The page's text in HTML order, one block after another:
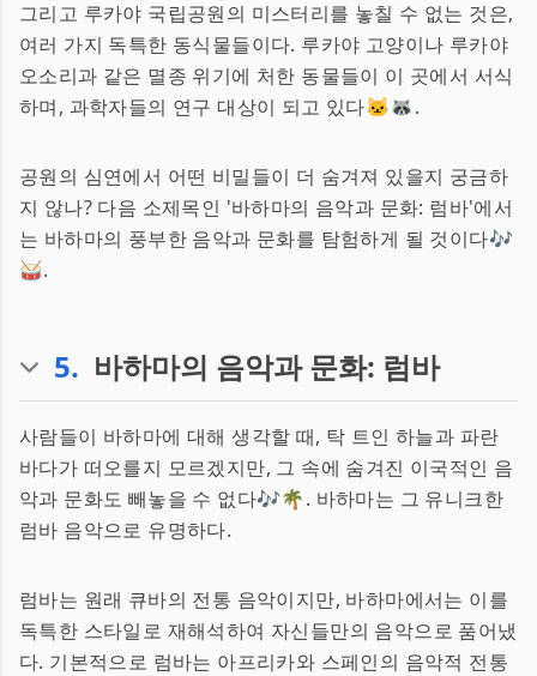
그리고 루카야 국립공원의 미스터리를 놓칠 수 없는 것은,
여러 가지 독특한 동식물들이다. 루카야 고양이나 루카야
오소리과 같은 멸종 위기에 처한 동물들이 이 곳에서 서식
하며, 과학자들의 연구 대상이 되고 있다🐱🦝.
공원의 심연에서 어떤 비밀들이 더 숨겨져 있을지 궁금하
지 않나? 다음 소제목인 '바하마의 음악과 문화: 럼바'에서
는 바하마의 풍부한 음악과 문화를 탐험하게 될 것이다🎶
🥁.
5. 바하마의 음악과 문화: 럼바
사람들이 바하마에 대해 생각할 때, 탁 트인 하늘과 파란
바다가 떠오를지 모르겠지만, 그 속에 숨겨진 이국적인 음
악과 문화도 빼놓을 수 없다🎶🌴. 바하마는 그 유니크한
럼바 음악으로 유명하다.
럼바는 원래 큐바의 전통 음악이지만, 바하마에서는 이를
독특한 스타일로 재해석하여 자신들만의 음악으로 품어냈
다. 기본적으로 럼바는 아프리카와 스페인의 음악적 전통